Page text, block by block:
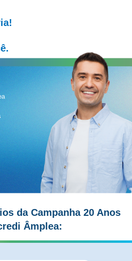
da Campanha 20 Anos
Âmplea: